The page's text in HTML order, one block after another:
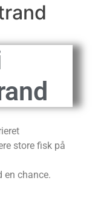
store fisk på
en chance.